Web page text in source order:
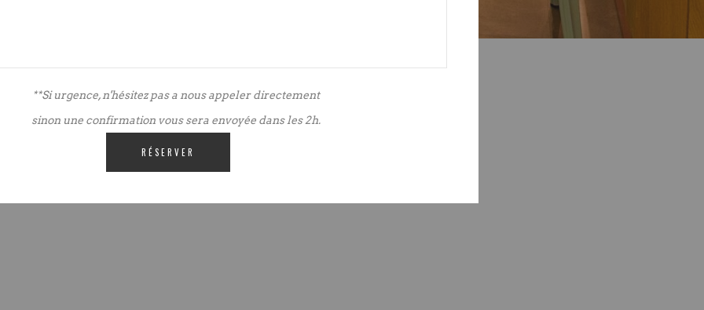
**Si urgence, n'hésitez pas a nous appeler directement
sinon une confirmation vous sera envoyée dans les 2h.